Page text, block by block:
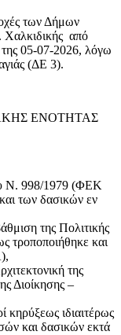
των Δήμων
Χαλκιδικής από
05-07-2026, λόγω
(ΔΕ 3).
ΕΝΟΤΗΤΑΣ
Ν. 998/1979 (ΦΕΚ
των δασικών εν
της Πολιτικής
τροποποιήθηκε και
της
Διοίκησης –
ιδιαιτέρως
και δασικών εκτά